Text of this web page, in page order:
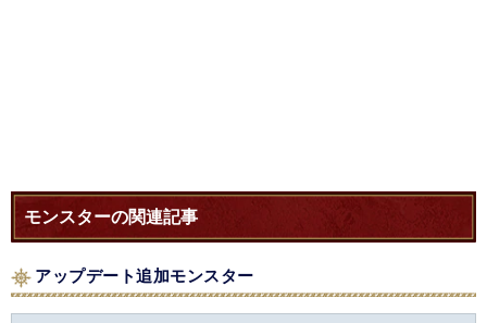
モンスターの関連記事
アップデート追加モンスター